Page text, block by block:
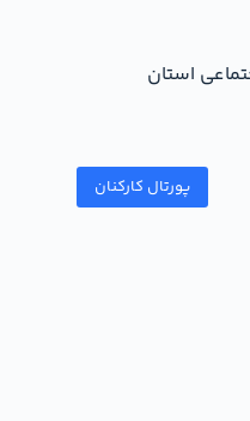
پورتال کارکنان
استان